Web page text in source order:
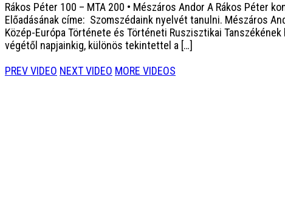
Rákos Péter 100 – MTA 200 • Mészáros Andor A Rákos Péter
Előadásának címe: Szomszédaink nyelvét tanulni. Mészáros
Közép-Európa Története és Történeti Ruszisztikai
végétől napjainkig, különös tekintettel a […]
PREV VIDEO NEXT VIDEO MORE VIDEOS